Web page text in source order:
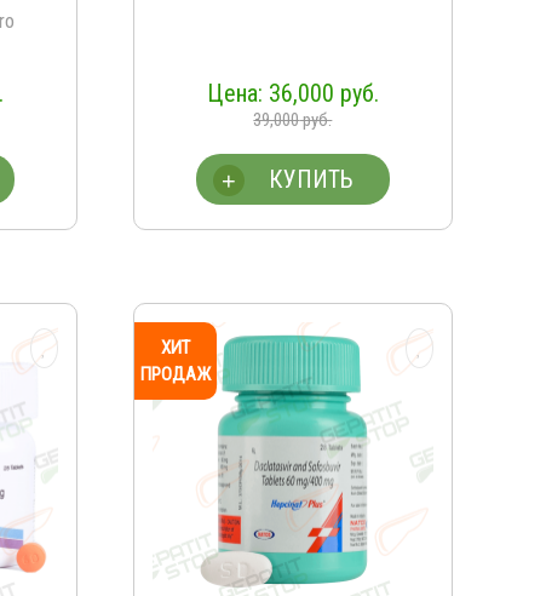
36,000 руб.
39,000руб.
КУПИТЬ
+
ХИТ
ПРОДАЖ